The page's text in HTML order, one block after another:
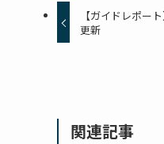
【ガイドレポー
更新
関連記事